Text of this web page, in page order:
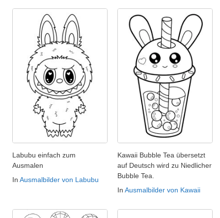
Labubu einfach zum
Ausmalen
In Ausmalbilder von Labubu
Kawaii Bubble Tea übersetzt
auf Deutsch wird zu Niedlicher
Bubble Tea.
In Ausmalbilder von Kawaii